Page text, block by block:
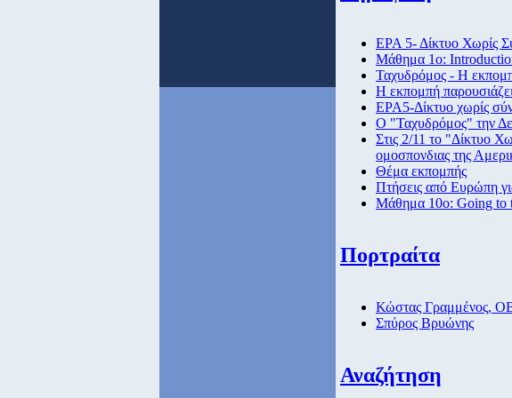
ΕΡΑ 5- Δίκτυο Χωρίς
Μάθημα 1ο:
Ταχυδρόμος - Η
Η εκπομπή
ΕΡΑ5-Δίκτυο χωρίς
Ο "Ταχυδρόμος" την
Στις 2/11 το "Δίκτυο
ομοσπονδιας της
Θέμα εκπομπής
Πτήσεις από Eυρώπη
Μάθημα 10ο: Going to
Πορτραίτα
Κώστας Γραμμένος,
Σπύρος Βρυώνης
Αναζήτηση